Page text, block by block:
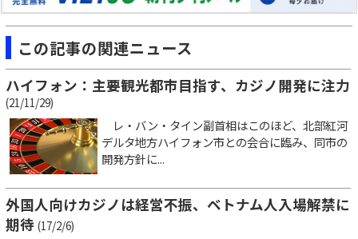
この記事の関連ニュース
ハイフォン：主要観光都市目指す、カジノ開発に注力
(21/11/29)
レ・バン・タイン副首相はこのほど、北部紅河
デルタ地方ハイフォン市との会合に臨み、同市の
開発方針に...
外国人向けカジノは経営不振、ベトナム人入場解禁に
期待 (17/2/6)